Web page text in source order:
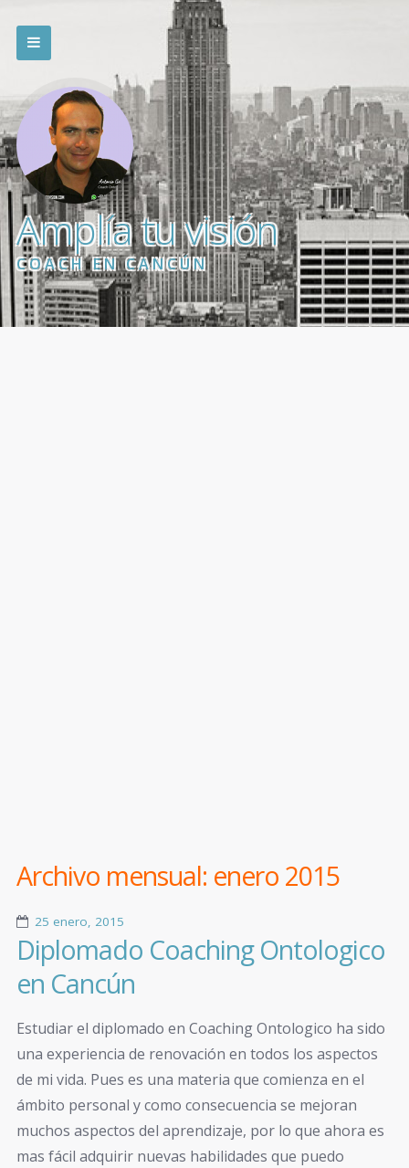
Amplía tu visión
COACH EN CANCÚN
Archivo mensual: enero 2015
25 enero, 2015
Diplomado Coaching Ontologico
en Cancún
Estudiar el diplomado en Coaching Ontologico ha sido
una experiencia de renovación en todos los aspectos
de mi vida. Pues es una materia que comienza en el
ámbito personal y como consecuencia se mejoran
muchos aspectos del aprendizaje, por lo que ahora es
mas fácil adquirir nuevas habilidades que puedo